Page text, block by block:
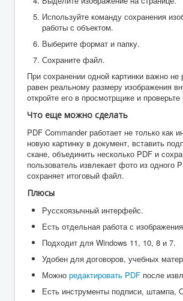
Используйте команду сохранения
работы с объектом.
Выберите формат и папку.
Сохраните файл.
При сохранении одной картинки важно
равен реальному размеру изображения
откройте его в просмотрщике и
Что еще можно сделать
PDF Commander работает не только как
новую картинку в документ, вставить
скане, объединить несколько PDF и
пользователь извлекает фото из одного
сохраняет итоговый файл.
Плюсы
Русскоязычный интерфейс.
Есть отдельная работа с
Подходит для Windows 11, 10, 8 и 7.
Удобен для договоров, учебных
Можно редактировать PDF после
Есть инструменты подписи, штампа,